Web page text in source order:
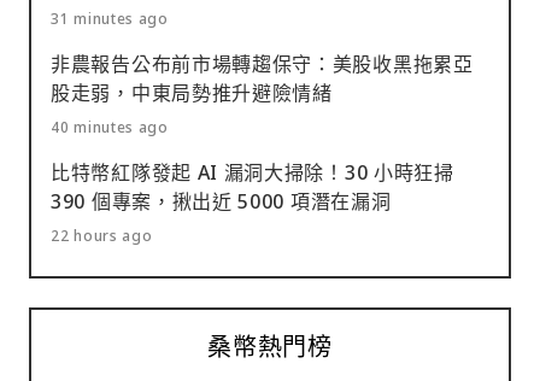
31 minutes ago
非農報告公布前市場轉趨保守：美股收黑拖累亞
股走弱，中東局勢推升避險情緒
40 minutes ago
比特幣紅隊發起 AI 漏洞大掃除！30 小時狂掃
390 個專案，揪出近 5000 項潛在漏洞
22 hours ago
桑幣熱門榜